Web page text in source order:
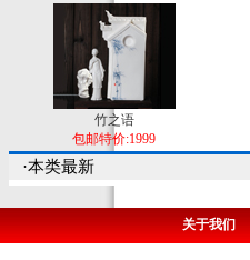
竹之语
包邮特价:1999
·本类最新
关于我们